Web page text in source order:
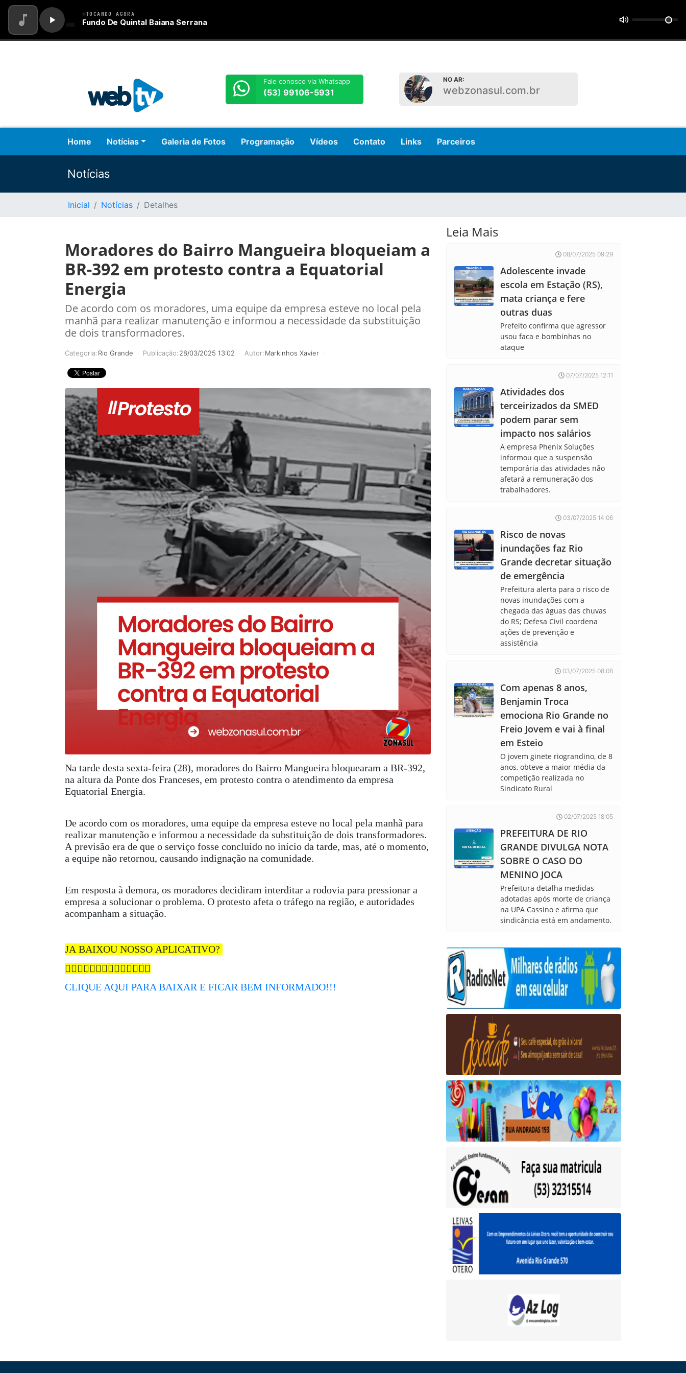
Fale conosco via Whatsapp
(53) 99106-5931
NO AR:
webzonasul.com.br
Home Notícias Galeria de Fotos Programação Vídeos Contato Links Parceiros
Notícias
Inicial Notícias Detalhes
Moradores do Bairro Mangueira bloqueiam a
BR-392 em protesto contra a Equatorial
Energia
De acordo com os moradores, uma equipe da empresa esteve no local pela
manhã para realizar manutenção e informou a necessidade da substituição
de dois transformadores.
Categoria: Rio Grande Publicação: 28/03/2025 13:02 Autor: Markinhos Xavier
Na tarde desta sexta-feira (28), moradores do Bairro Mangueira bloquearam a BR-392,
na altura da Ponte dos Franceses, em protesto contra o atendimento da empresa
Equatorial Energia.
De acordo com os moradores, uma equipe da empresa esteve no local pela manhã para
realizar manutenção e informou a necessidade da substituição de dois transformadores.
A previsão era de que o serviço fosse concluído no início da tarde, mas, até o momento,
a equipe não retornou, causando indignação na comunidade.
Em resposta à demora, os moradores decidiram interditar a rodovia para pressionar a
empresa a solucionar o problema. O protesto afeta o tráfego na região, e autoridades
acompanham a situação.
JA BAIXOU NOSSO APLICATIVO?
👇🏾👇🏾👇🏾👇🏾👇🏾👇🏾👇🏾
CLIQUE AQUI PARA BAIXAR E FICAR BEM INFORMADO!!!
Leia Mais
08/07/2025 09:29
Adolescente invade
escola em Estação (RS),
mata criança e fere
outras duas
Prefeito confirma que agressor
usou faca e bombinhas no
ataque
07/07/2025 12:11
Atividades dos
terceirizados da SMED
podem parar sem
impacto nos salários
A empresa Phenix Soluções
informou que a suspensão
temporária das atividades não
afetará a remuneração dos
trabalhadores.
03/07/2025 14:06
Risco de novas
inundações faz Rio
Grande decretar situação
de emergência
Prefeitura alerta para o risco de
novas inundações com a
chegada das águas das chuvas
do RS; Defesa Civil coordena
ações de prevenção e
assistência
03/07/2025 08:08
Com apenas 8 anos,
Benjamin Troca
emociona Rio Grande no
Freio Jovem e vai à final
em Esteio
O jovem ginete riograndino, de 8
anos, obteve a maior média da
competição realizada no
Sindicato Rural
02/07/2025 18:05
PREFEITURA DE RIO
GRANDE DIVULGA NOTA
SOBRE O CASO DO
MENINO JOCA
Prefeitura detalha medidas
adotadas após morte de criança
na UPA Cassino e afirma que
sindicância está em andamento.